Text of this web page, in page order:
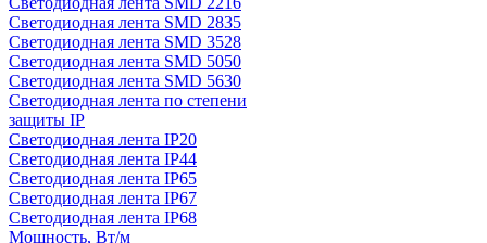
Светодиодная лента SMD 2835
Светодиодная лента SMD 3528
Светодиодная лента SMD 5050
Светодиодная лента SMD 5630
Светодиодная лента по степени
защиты IP
Светодиодная лента IP20
Светодиодная лента IP44
Светодиодная лента IP65
Светодиодная лента IP67
Светодиодная лента IP68
Мощность, Вт/м